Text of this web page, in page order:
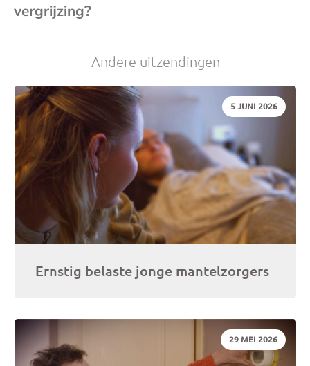
vergrijzing?
Andere uitzendingen
DATUM:
5 JUNI 2026
Ernstig belaste jonge mantelzorgers
DATUM:
29 MEI 2026